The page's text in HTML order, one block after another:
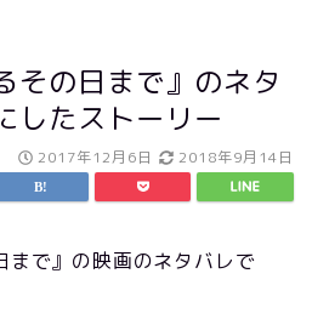
その日まで』のネタ
したストーリー
2017年12月6日 2018年9月14日
まで』の映画のネタバレで